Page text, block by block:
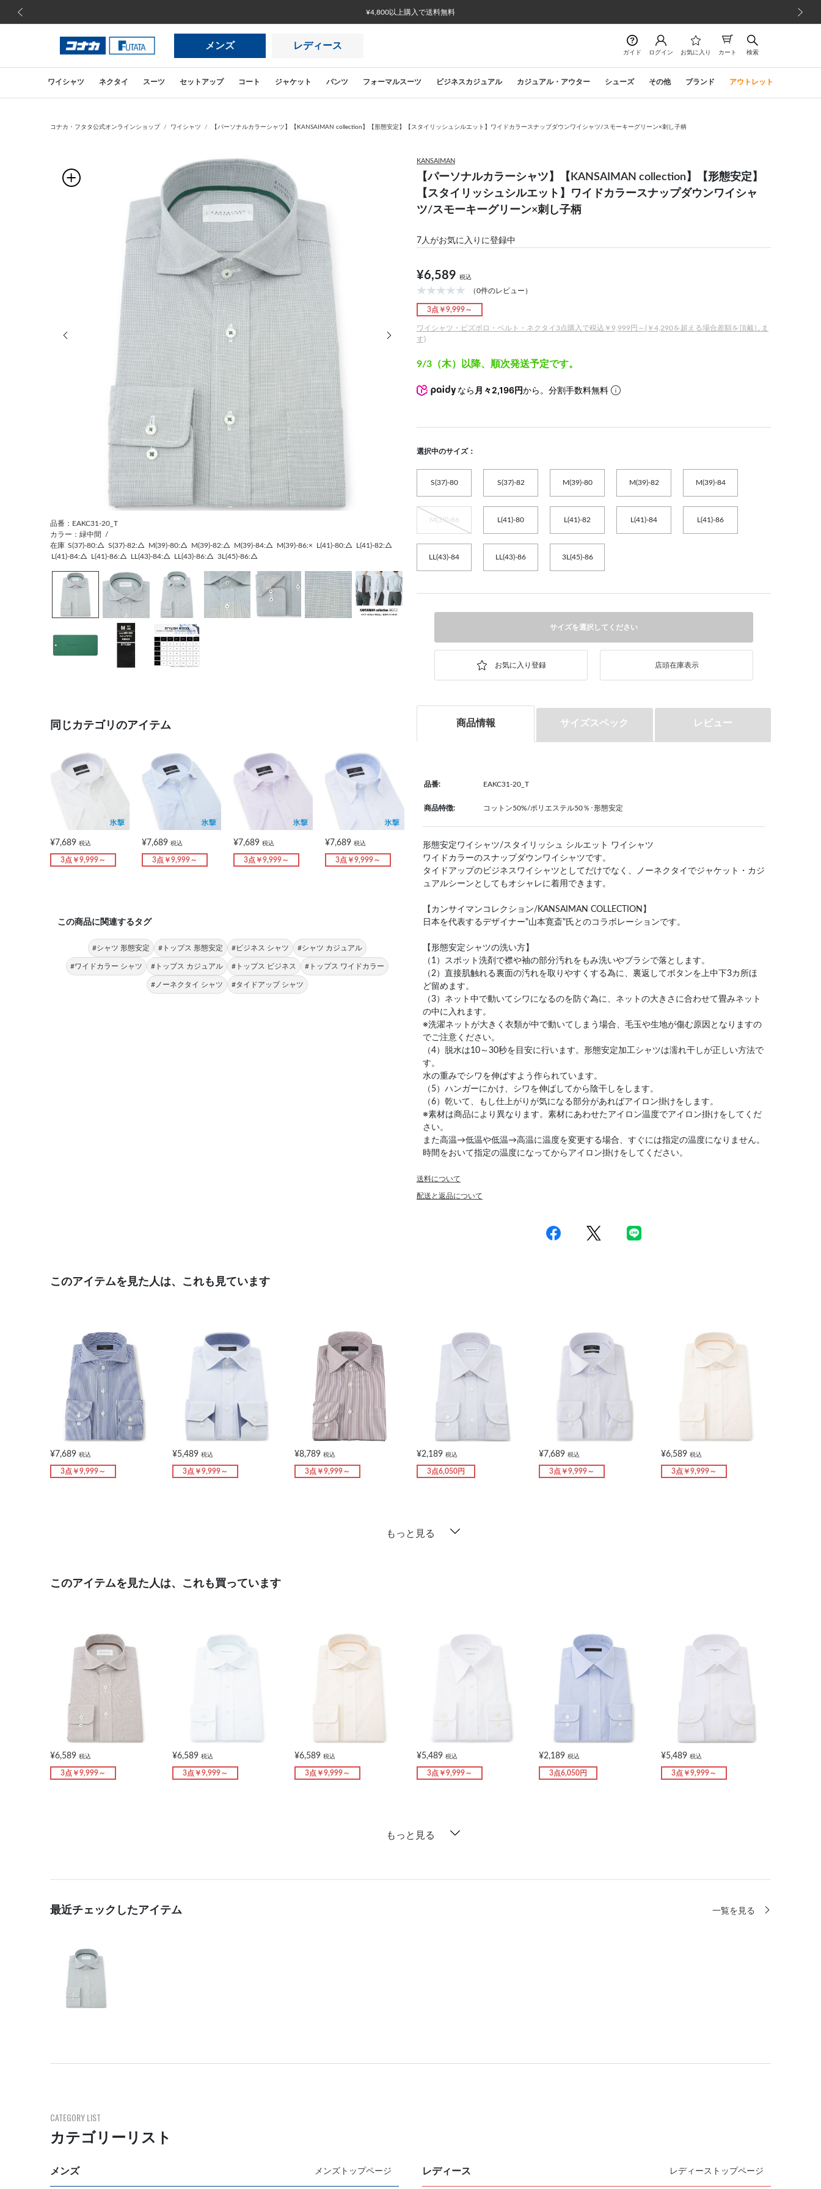
¥4,800以上購入で送料無料
メンズ レディース
ガイド ログイン お気に入り カート 検索
ワイシャツ ネクタイ スーツ セットアップ コート ジャケット パンツ フォーマルスーツ ビジネスカジュアル カジュアル・アウター シューズ その他 ブランド アウトレット
コナカ・フタタ公式オンラインショップ ワイシャツ 【パーソナルカラーシャツ】【KANSAIMAN collection】【形態安定】【スタイリッシュシルエット】ワイドカラースナップダウンワイシャツ/スモーキーグリーン×刺し子柄
次の画像
品番：EAKC31-20_T
カラー：緑中間
/
在庫 S(37)-80:△ S(37)-82:△ M(39)-80:△ M(39)-82:△ M(39)-84:△ M(39)-86:× L(41)-80:△
L(41)-82:△
L(41)-84:△
L(41)-86:△ LL(43)-84:△ LL(43)-86:△ 3L(45)-86:△
同じカテゴリのアイテム
¥7,689 税込
3点￥9,999～
¥7,689 税込
3点￥9,999～
¥7,689 税込
3点￥9,999～
¥7,689 税込
3点￥9,999～
この商品に関連するタグ
#シャツ 形態安定 #トップス 形態安定 #ビジネス シャツ #シャツ カジュアル
#ワイドカラー シャツ #トップス カジュアル #トップス ビジネス #トップス ワイドカラー
#ノーネクタイ シャツ #タイドアップ シャツ
KANSAIMAN
【パーソナルカラーシャツ】【KANSAIMAN collection】【形態安定】
【スタイリッシュシルエット】ワイドカラースナップダウンワイシャ
ツ/スモーキーグリーン×刺し子柄
7 人がお気に入りに登録中
¥6,589 税込
（0件のレビュー）
3点￥9,999～
ワイシャツ・ビズポロ・ベルト・ネクタイ3点購入で税込￥9,999円～(￥4,290を超える場合差額を頂戴しま
す)
9/3（木）以降、順次発送予定です。
なら 月々2,196円から。分割手数料無料
選択中のサイズ：
S(37)-80 S(37)-82 M(39)-80 M(39)-82 M(39)-84
M(39)-86 L(41)-80 L(41)-82 L(41)-84 L(41)-86
LL(43)-84 LL(43)-86 3L(45)-86
サイズを選択してください
店頭在庫表示
商品情報 サイズスペック レビュー
品番: EAKC31-20_T
商品特徴: コットン50%/ポリエステル50％･形態安定
形態安定ワイシャツ/スタイリッシュ シルエット ワイシャツ
ワイドカラーのスナップダウンワイシャツです。
タイドアップのビジネスワイシャツとしてだけでなく、ノーネクタイでジャケット・カジ
ュアルシーンとしてもオシャレに着用できます。
【カンサイマンコレクション/KANSAIMAN COLLECTION】
日本を代表するデザイナー"山本寛斎"氏とのコラボレーションです。
【形態安定シャツの洗い方】
（1）スポット洗剤で襟や袖の部分汚れをもみ洗いやブラシで落とします。
（2）直接肌触れる裏面の汚れを取りやすくする為に、裏返してボタンを上中下3カ所ほ
ど留めます。
（3）ネット中で動いてシワになるのを防ぐ為に、ネットの大きさに合わせて畳みネット
の中に入れます。
※洗濯ネットが大きく衣類が中で動いてしまう場合、毛玉や生地が傷む原因となりますの
でご注意ください。
（4）脱水は10～30秒を目安に行います。形態安定加工シャツは濡れ干しが正しい方法で
す。
水の重みでシワを伸ばすよう作られています。
（5）ハンガーにかけ、シワを伸ばしてから陰干しをします。
（6）乾いて、もし仕上がりが気になる部分があればアイロン掛けをします。
※素材は商品により異なります。素材にあわせたアイロン温度でアイロン掛けをしてくだ
さい。
また高温→低温や低温→高温に温度を変更する場合、すぐには指定の温度になりません。
時間をおいて指定の温度になってからアイロン掛けをしてください。
送料について
配送と返品について
このアイテムを見た人は、これも見ています
¥7,689 税込
3点￥9,999～
¥5,489 税込
3点￥9,999～
¥8,789 税込
3点￥9,999～
¥2,189 税込
3点6,050円
¥7,689 税込
3点￥9,999～
¥6,589 税込
3点￥9,999～
もっと見る
このアイテムを見た人は、これも買っています
¥6,589 税込
3点￥9,999～
¥6,589 税込
3点￥9,999～
¥6,589 税込
3点￥9,999～
¥5,489 税込
3点￥9,999～
¥2,189 税込
3点6,050円
¥5,489 税込
3点￥9,999～
もっと見る
最近チェックしたアイテム 一覧を見る
CATEGORY LIST
カテゴリーリスト
メンズ メンズトップページ レディース レディーストップページ